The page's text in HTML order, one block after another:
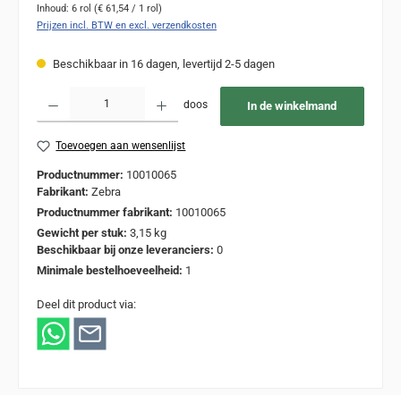
Inhoud: 6 rol (€ 61,54 / 1 rol)
Prijzen incl. BTW en excl. verzendkosten
Beschikbaar in 16 dagen, levertijd 2-5 dagen
doos In de winkelmand
Toevoegen aan wensenlijst
Productnummer: 10010065
Fabrikant: Zebra
Productnummer fabrikant: 10010065
Gewicht per stuk: 3,15 kg
Beschikbaar bij onze leveranciers: 0
Minimale bestelhoeveelheid: 1
Deel dit product via: